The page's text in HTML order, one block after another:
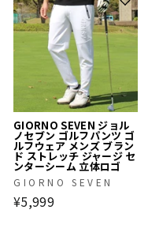
GIORNO SEVEN ジョル
ノセブン ゴルフパンツ ゴ
ルフウェア メンズ ブラン
ド ストレッチ ジャージ セ
ンターシーム 立体ロゴ
GIORNO SEVEN
¥5,999